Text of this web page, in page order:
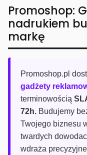
Promoshop:
nadrukiem
markę
Promoshop.pl
gadżety
terminowością
72h. Budujemy
Twojego biznesu
twardych
wdraża